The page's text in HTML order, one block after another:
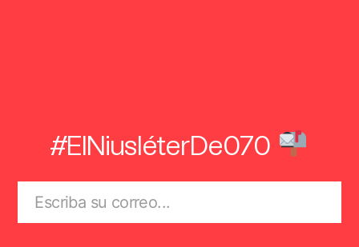
#ElNiusléterDe070